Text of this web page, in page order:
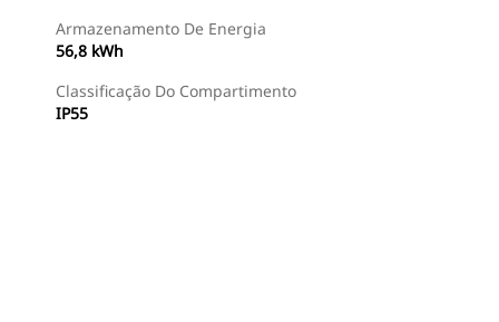
Armazenamento De Energia
56,8 kWh
Classificação Do Compartimento
IP55